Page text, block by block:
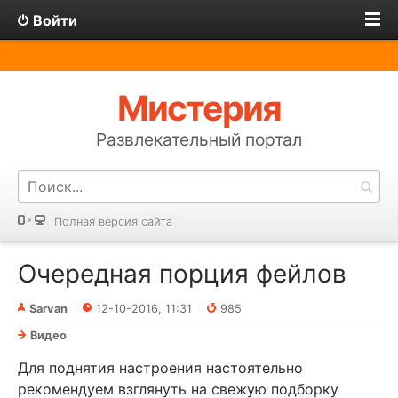
Войти
Мистерия
Развлекательный портал
Полная версия сайта
Очередная порция фейлов
Sarvan 12-10-2016, 11:31
985
Видео
Для поднятия настроения настоятельно
рекомендуем взглянуть на свежую подборку